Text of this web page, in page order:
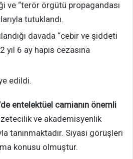
ve “terör örgütü propagandası
tutuklandı.
davada “cebir ve şiddeti
yıl 6 ay hapis cezasına
edildi.
entelektüel camianın önemli
ve akademisyenlik
tanınmaktadır. Siyasi görüşleri
konusu olmuştur.